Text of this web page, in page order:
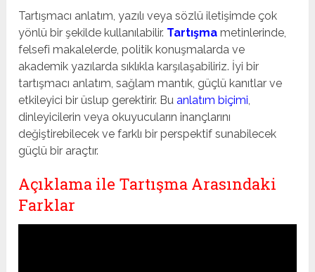
Tartışmacı anlatım, yazılı veya sözlü iletişimde çok
yönlü bir şekilde kullanılabilir. Tartışma metinlerinde,
felsefi makalelerde, politik konuşmalarda ve
akademik yazılarda sıklıkla karşılaşabiliriz. İyi bir
tartışmacı anlatım, sağlam mantık, güçlü kanıtlar ve
etkileyici bir üslup gerektirir. Buanlatım biçimi,
dinleyicilerin veya okuyucuların inançlarını
değiştirebilecek ve farklı bir perspektif sunabilecek
güçlü bir araçtır.
Açıklama ile Tartışma Arasındaki
Farklar